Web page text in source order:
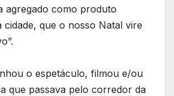
agregado como produto
que o nosso Natal vire
o espetáculo, filmou e/ou
que passava pelo corredor da